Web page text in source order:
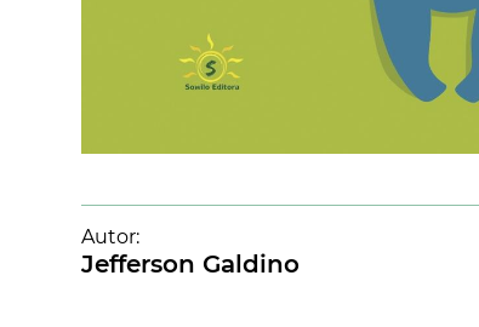
Autor:
Jefferson Galdino